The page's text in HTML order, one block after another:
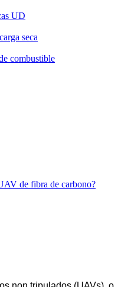
UD
seca
combustible
de fibra de carbono?